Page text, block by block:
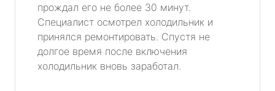
прождал его не более 30 минут.
Специалист осмотрел холодильник и
принялся ремонтировать. Спустя не
долгое время после включения
холодильник вновь заработал.